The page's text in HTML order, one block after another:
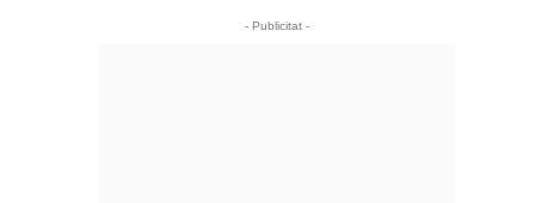
- Publicitat -